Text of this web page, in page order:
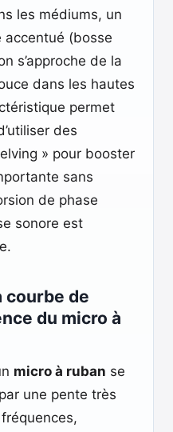
les médiums, un
(bosse
s’approche de la
dans les hautes
permet
des
» pour booster
sans
de phase
sonore est
courbe de
du micro à
micro à ruban se
une pente très